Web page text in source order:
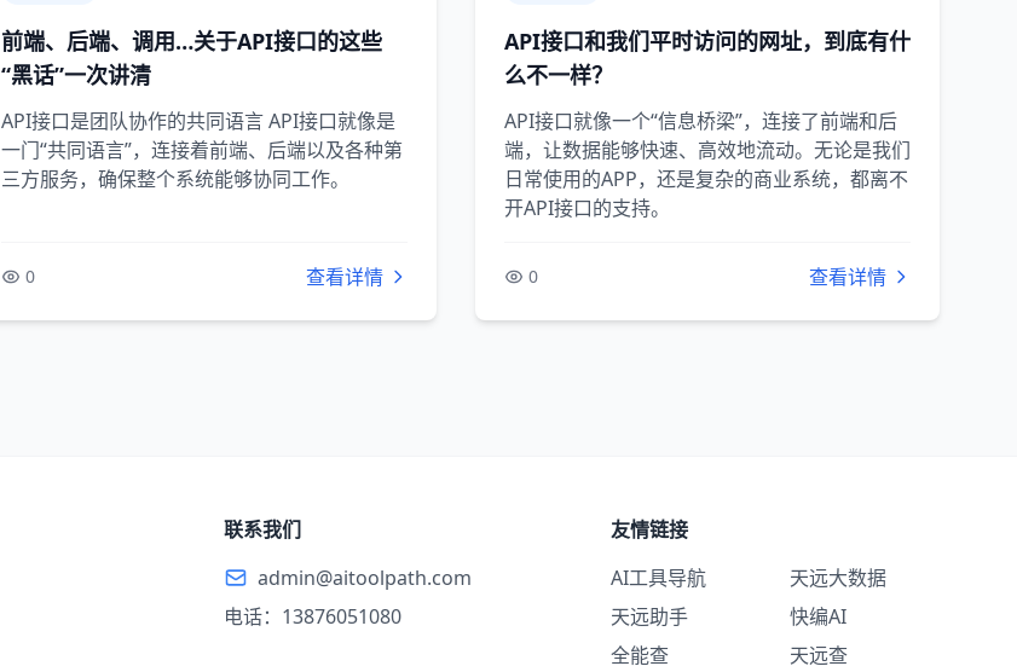
前端、后端、调用…关于API接口的这些
“黑话”一次讲清
API接口是团队协作的共同语言 API接口就像是
一门“共同语言”，连接着前端、后端以及各种第
三方服务，确保整个系统能够协同工作。
0 查看详情
API接口和我们平时访问的网址，到底有什
么不一样？
API接口就像一个“信息桥梁”，连接了前端和后
端，让数据能够快速、高效地流动。无论是我们
日常使用的APP，还是复杂的商业系统，都离不
开API接口的支持。
0 查看详情
联系我们
admin@aitoolpath.com
电话：13876051080
友情链接
AI工具导航
天远大数据
天远助手
快编AI
全能查
天远查